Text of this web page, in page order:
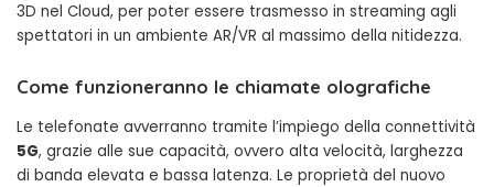
3D nel Cloud, per poter essere trasmesso in streaming agli
spettatori in un ambiente AR/VR al massimo della nitidezza.
Come funzioneranno le chiamate olografiche
Le telefonate avverranno tramite l’impiego della connettività
5G, grazie alle sue capacità, ovvero alta velocità, larghezza
di banda elevata e bassa latenza. Le proprietà del nuovo